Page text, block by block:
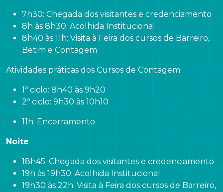
7h30: Chegada dos visitantes e credenciamento
8h às 8h30: Acolhida Institucional
8h40 às 11h: Visita à Feira dos cursos de Barreiro,
Betim e Contagem
Atividades práticas dos Cursos de Contagem:
1º ciclo: 8h40 às 9h20
2º ciclo: 9h30 às 10h10
11h: Encerramento
Noite
18h45: Chegada dos visitantes e credenciamento
19h às 19h30: Acolhida Institucional
19h30 às 22h: Visita à Feira dos cursos de Barreiro,